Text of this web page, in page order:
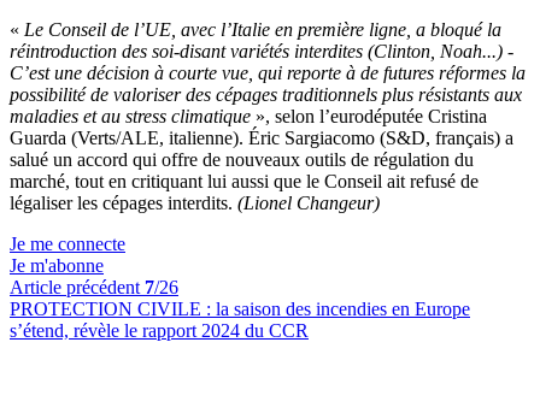
« Le Conseil de l’UE, avec l’Italie en première ligne, a bloqué la
réintroduction des soi-disant variétés interdites (Clinton, Noah...) -
C’est une décision à courte vue, qui reporte à de futures réformes la
possibilité de valoriser des cépages traditionnels plus résistants aux
maladies et au stress climatique », selon l’eurodéputée Cristina
Guarda (Verts/ALE, italienne). Éric Sargiacomo (S&D, français) a
salué un accord qui offre de nouveaux outils de régulation du
marché, tout en critiquant lui aussi que le Conseil ait refusé de
légaliser les cépages interdits. (Lionel Changeur)
Je me connecte
Je m'abonne
Article précédent 7/26
PROTECTION CIVILE : la saison des incendies en Europe
s’étend, révèle le rapport 2024 du CCR